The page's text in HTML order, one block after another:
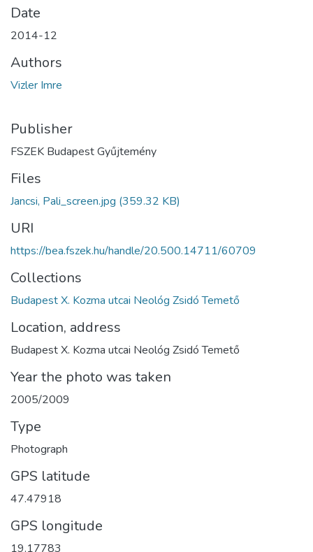
Date
2014-12
Authors
Vizler Imre
Publisher
FSZEK Budapest Gyűjtemény
Files
Jancsi, Pali_screen.jpg (359.32 KB)
URI
https://bea.fszek.hu/handle/20.500.14711/60709
Collections
Budapest X. Kozma utcai Neológ Zsidó Temető
Location, address
Budapest X. Kozma utcai Neológ Zsidó Temető
Year the photo was taken
2005/2009
Type
Photograph
GPS latitude
47.47918
GPS longitude
19.17783